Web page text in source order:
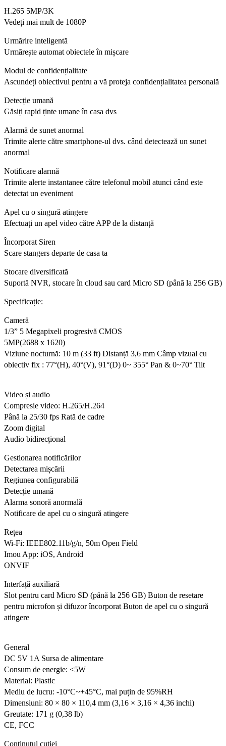
H.265 5MP/3K
Vedeți mai mult de 1080P
Urmărire inteligentă
Urmărește automat obiectele în mișcare
Modul de confidențialitate
Ascundeți obiectivul pentru a vă proteja confidențialitatea personală
Detecție umană
Găsiți rapid ținte umane în casa dvs
Alarmă de sunet anormal
Trimite alerte către smartphone-ul dvs. când detectează un sunet
anormal
Notificare alarmă
Trimite alerte instantanee către telefonul mobil atunci când este
detectat un eveniment
Apel cu o singură atingere
Efectuați un apel video către APP de la distanță
Încorporat Siren
Scare stangers departe de casa ta
Stocare diversificată
Suportă NVR, stocare în cloud sau card Micro SD (până la 256 GB)
Specificație:
Cameră
1/3” 5 Megapixeli progresivă CMOS
5MP(2688 x 1620)
Viziune nocturnă: 10 m (33 ft) Distanță 3,6 mm Câmp vizual cu
obiectiv fix : 77°(H), 40°(V), 91°(D) 0~ 355° Pan & 0~70° Tilt
Video și audio
Compresie video: H.265/H.264
Până la 25/30 fps Rată de cadre
Zoom digital
Audio bidirecțional
Gestionarea notificărilor
Detectarea mișcării
Regiunea configurabilă
Detecție umană
Alarma sonoră anormală
Notificare de apel cu o singură atingere
Rețea
Wi-Fi: IEEE802.11b/g/n, 50m Open Field
Imou App: iOS, Android
ONVIF
Interfață auxiliară
Slot pentru card Micro SD (până la 256 GB) Buton de resetare
pentru microfon și difuzor încorporat Buton de apel cu o singură
atingere
General
DC 5V 1A Sursa de alimentare
Consum de energie: <5W
Material: Plastic
Mediu de lucru: -10°C~+45°C, mai puțin de 95%RH
Dimensiuni: 80 × 80 × 110,4 mm (3,16 × 3,16 × 4,36 inchi)
Greutate: 171 g (0,38 lb)
CE, FCC
Conținutul cutiei